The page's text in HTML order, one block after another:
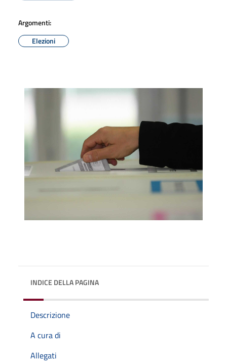
Argomenti:
Elezioni
INDICE DELLA PAGINA
Descrizione
A cura di
Allegati